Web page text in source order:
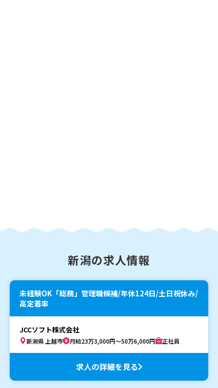
新潟の求人情報
未経験OK「総務」管理職候補/年休124日/土日祝休み/
高定着率
JCCソフト株式会社
新潟県 上越市 月給23万3,000円～50万6,000円 正社員
求人の詳細を見る